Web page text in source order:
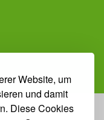
Website, um
und damit
Diese Cookies